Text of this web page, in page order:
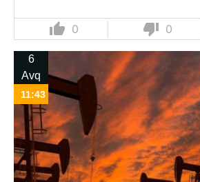
thumb_up 0 thumb_down 0
6
Avq
11:43